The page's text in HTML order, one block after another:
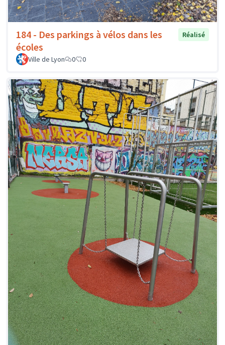
184 - Des parkings à vélos dans les
écoles
Réalisé
Ville de Lyon 0 0